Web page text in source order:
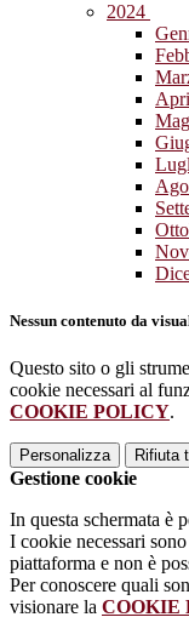
2024
Nessun contenuto da
Questo sito o gli
cookie necessari al
COOKIE POLICY.
Personalizza Rifiuta
Gestione cookie
In questa schermata è
I cookie necessari
piattaforma e non è
Per conoscere quali
visionare la COOKIE